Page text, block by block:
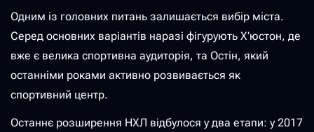
Одним із головних питань залишається вибір міста.
Серед основних варіантів наразі фігурують Х’юстон, де
вже є велика спортивна аудиторія, та Остін, який
останніми роками активно розвивається як
спортивний центр.
Останнє розширення НХЛ відбулося у два етапи: у 2017